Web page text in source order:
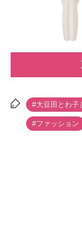
#大豆田とわ子
#ファッション